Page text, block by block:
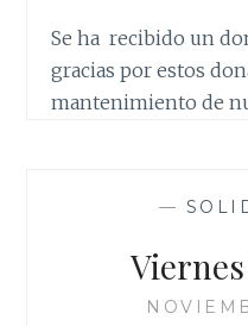
Se ha recibido un
gracias por estos
mantenimiento de
—